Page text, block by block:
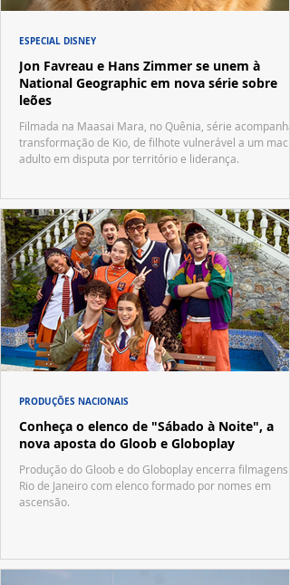
Jon Favreau e Hans Zimmer se unem à
National Geographic em nova série sobre
leões
Filmada na Maasai Mara, no Quênia, série acompanha
transformação de Kio, de filhote vulnerável a um
adulto em disputa por território e liderança.
ESPECIAL DISNEY
Conheça o elenco de "Sábado à Noite", a
nova aposta do Gloob e Globoplay
Produção do Gloob e do Globoplay encerra filmagens
Rio de Janeiro com elenco formado por nomes em
ascensão.
PRODUÇÕES NACIONAIS